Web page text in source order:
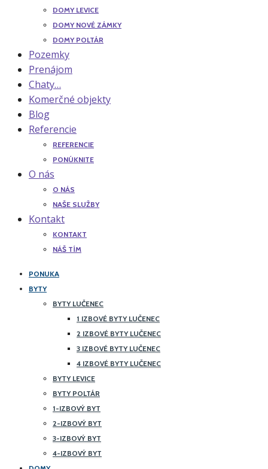
DOMY LEVICE
DOMY NOVÉ ZÁMKY
DOMY POLTÁR
Pozemky
Prenájom
Chaty…
Komerčné objekty
Blog
Referencie
REFERENCIE
PONÚKNITE
O nás
O NÁS
NAŠE SLUŽBY
Kontakt
KONTAKT
NÁŠ TÍM
PONUKA
BYTY
BYTY LUČENEC
1 IZBOVÉ BYTY LUČENEC
2 IZBOVÉ BYTY LUČENEC
3 IZBOVÉ BYTY LUČENEC
4 IZBOVÉ BYTY LUČENEC
BYTY LEVICE
BYTY POLTÁR
1-IZBOVÝ BYT
2-IZBOVÝ BYT
3-IZBOVÝ BYT
4-IZBOVÝ BYT